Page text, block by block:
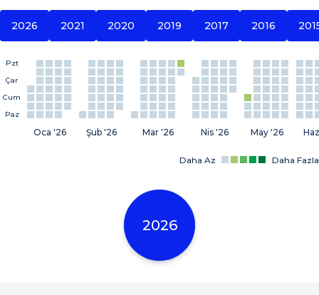
2026 2021 2020 2019 2017 2016
Pzt
Çar
Cum
Paz
Oca '26 Şub '26 Mar '26 Nis '26 May '26
Daha Az Daha Fazla
2026